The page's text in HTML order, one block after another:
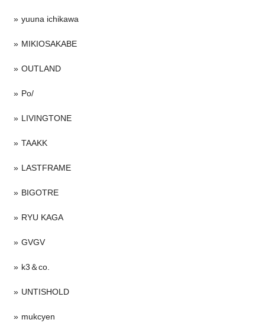
yuuna ichikawa
MIKIOSAKABE
OUTLAND
Po/
LIVINGTONE
TAAKK
LASTFRAME
BIGOTRE
RYU KAGA
GVGV
k3＆co.
UNTISHOLD
mukcyen